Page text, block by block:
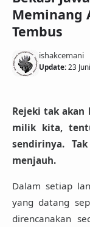
Meminang
Tembus
ishakcemani
Update: 23
Rejeki tak akan
milik kita,
sendirinya.
menjauh.
Dalam setiap
yang datang
direncanakan